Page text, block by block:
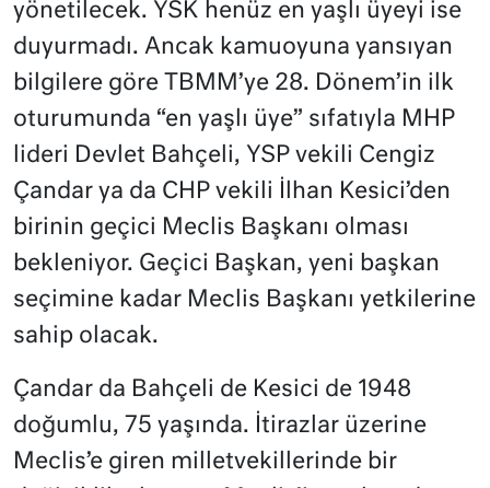
yönetilecek. YSK henüz en yaşlı üyeyi ise
duyurmadı. Ancak kamuoyuna yansıyan
bilgilere göre TBMM’ye 28. Dönem’in ilk
oturumunda “en yaşlı üye” sıfatıyla MHP
lideri Devlet Bahçeli, YSP vekili Cengiz
Çandar ya da CHP vekili İlhan Kesici’den
birinin geçici Meclis Başkanı olması
bekleniyor. Geçici Başkan, yeni başkan
seçimine kadar Meclis Başkanı yetkilerine
sahip olacak.
Çandar da Bahçeli de Kesici de 1948
doğumlu, 75 yaşında. İtirazlar üzerine
Meclis’e giren milletvekillerinde bir